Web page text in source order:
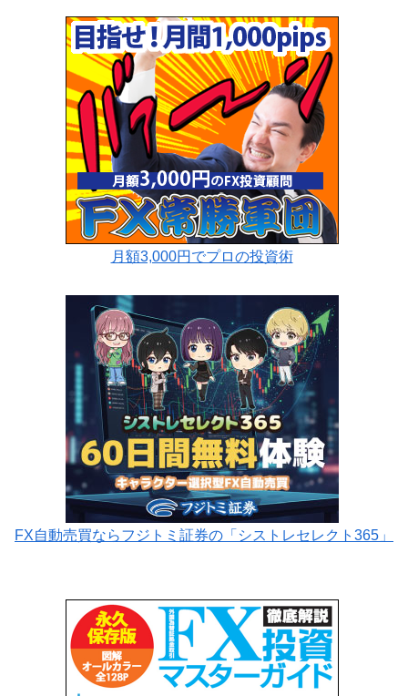
月額3,000円でプロの投資術
FX自動売買ならフジトミ証券の「シストレセレクト365」